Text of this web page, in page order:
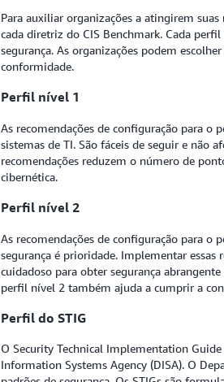
Para auxiliar organizações a atingirem
cada diretriz do CIS Benchmark. Cada
segurança. As organizações podem
conformidade.
Perfil nível 1
As recomendações de configuração para o
sistemas de TI. São fáceis de seguir e não
recomendações reduzem o número de
cibernética.
Perfil nível 2
As recomendações de configuração para
segurança é prioridade. Implementar
cuidadoso para obter segurança
perfil nível 2 também ajuda a cumprir a
Perfil do STIG
O Security Technical Implementation
Information Systems Agency (DISA). O